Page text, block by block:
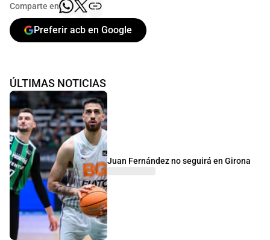
Comparte en
Preferir acb en Google
ÚLTIMAS NOTICIAS
Juan Fernández no seguirá en Girona